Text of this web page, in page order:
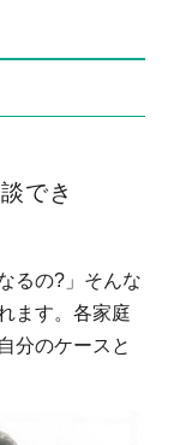
でき
るの?」そんな
ます。各家庭
分のケースと